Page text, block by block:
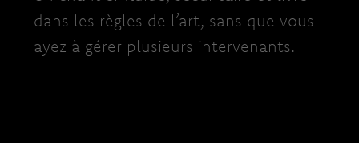
dans les règles de l’art, sans que vous
ayez à gérer plusieurs intervenants.